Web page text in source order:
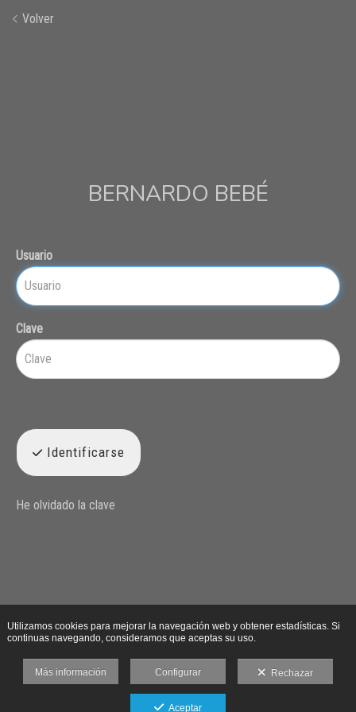
Volver
BERNARDO BEBÉ
Usuario
Clave
Identificarse
He olvidado la clave
Utilizamos cookies para mejorar la navegación web y obtener estadísticas. Si
continuas navegando, consideramos que aceptas su uso.
Más información Configurar Rechazar
Aceptar